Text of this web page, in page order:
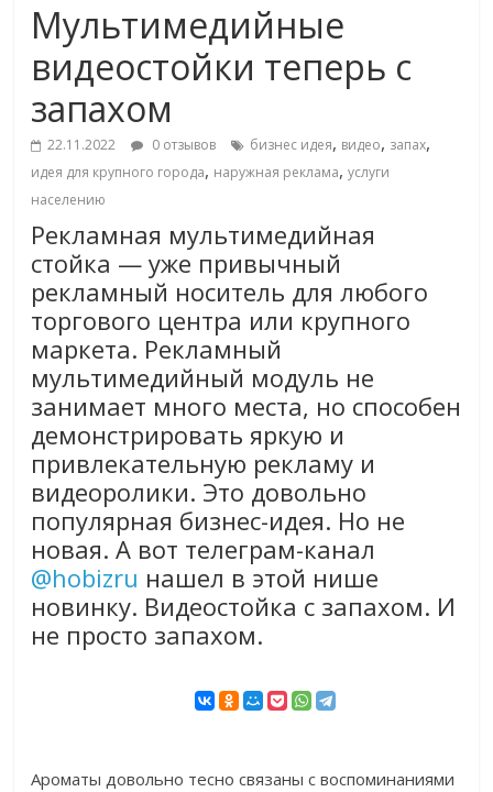
Мультимедийные
видеостойки теперь с
запахом
22.11.2022 0 отзывов бизнес идея, видео, запах,
идея для крупного города, наружная реклама,услуги
населению
Рекламная мультимедийная
стойка — уже привычный
рекламный носитель для любого
торгового центра или крупного
маркета. Рекламный
мультимедийный модуль не
занимает много места, но способен
демонстрировать яркую и
привлекательную рекламу и
видеоролики. Это довольно
популярная бизнес-идея. Но не
новая. А вот телеграм-канал
@hobizru нашел в этой нише
новинку. Видеостойка с запахом. И
не просто запахом.
Ароматы довольно тесно связаны с воспоминаниями